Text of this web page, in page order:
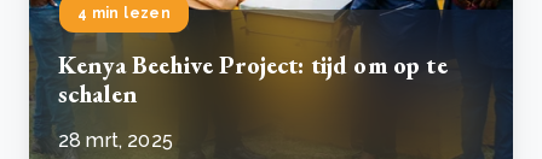
4 min lezen
Kenya Beehive Project: tijd om op te
schalen
28 mrt, 2025